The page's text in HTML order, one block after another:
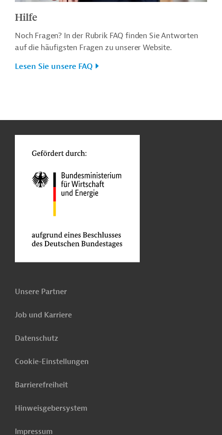
Hilfe
Noch Fragen? In der Rubrik FAQ finden Sie Antworten
auf die häufigsten Fragen zu unserer Website.
Lesen Sie unsere FAQ
Unsere Partner
Job und Karriere
Datenschutz
Cookie-Einstellungen
Barrierefreiheit
Hinweisgebersystem
Impressum